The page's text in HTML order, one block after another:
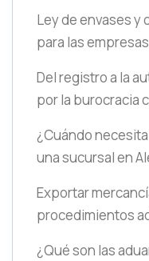
Ley de envases y
para las
Del registro a la
por la burocracia
¿Cuándo
una sucursal en
Exportar
procedimientos
¿Qué son las